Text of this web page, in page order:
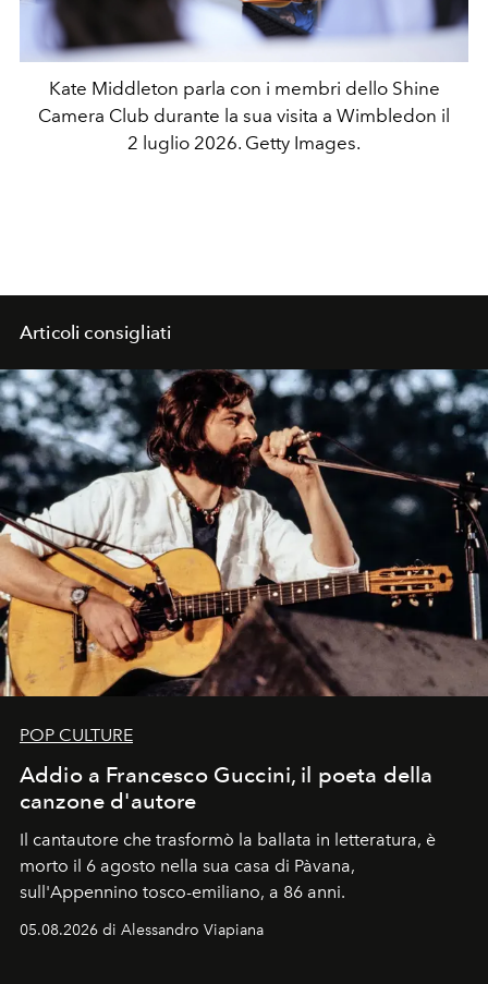
Kate Middleton parla con i membri dello Shine
Camera Club durante la sua visita a Wimbledon il
2 luglio 2026. Getty Images.
Articoli consigliati
POP CULTURE
Addio a Francesco Guccini, il poeta della
canzone d'autore
Il cantautore che trasformò la ballata in letteratura, è
morto il 6 agosto nella sua casa di Pàvana,
sull'Appennino tosco-emiliano, a 86 anni.
05.08.2026 di Alessandro Viapiana